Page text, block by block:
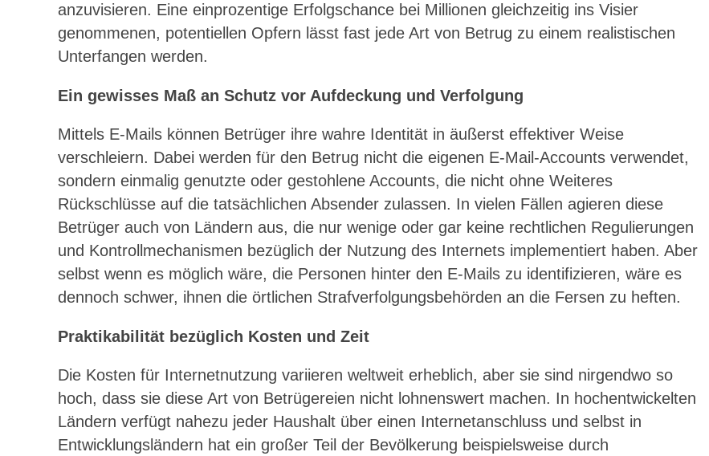
anzuvisieren. Eine einprozentige Erfolgschance bei Millionen gleichzeitig ins Visier
genommenen, potentiellen Opfern lässt fast jede Art von Betrug zu einem realistischen
Unterfangen werden.
Ein gewisses Maß an Schutz vor Aufdeckung und Verfolgung
Mittels E-Mails können Betrüger ihre wahre Identität in äußerst effektiver Weise
verschleiern. Dabei werden für den Betrug nicht die eigenen E-Mail-Accounts verwendet,
sondern einmalig genutzte oder gestohlene Accounts, die nicht ohne Weiteres
Rückschlüsse auf die tatsächlichen Absender zulassen. In vielen Fällen agieren diese
Betrüger auch von Ländern aus, die nur wenige oder gar keine rechtlichen Regulierungen
und Kontrollmechanismen bezüglich der Nutzung des Internets implementiert haben. Aber
selbst wenn es möglich wäre, die Personen hinter den E-Mails zu identifizieren, wäre es
dennoch schwer, ihnen die örtlichen Strafverfolgungsbehörden an die Fersen zu heften.
Praktikabilität bezüglich Kosten und Zeit
Die Kosten für Internetnutzung variieren weltweit erheblich, aber sie sind nirgendwo so
hoch, dass sie diese Art von Betrügereien nicht lohnenswert machen. In hochentwickelten
Ländern verfügt nahezu jeder Haushalt über einen Internetanschluss und selbst in
Entwicklungsländern hat ein großer Teil der Bevölkerung beispielsweise durch